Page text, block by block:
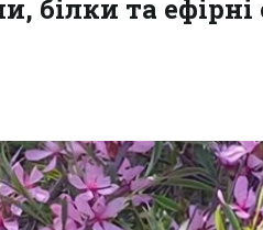
білки та ефірні